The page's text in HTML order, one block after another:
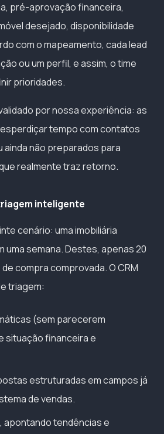
pré-aprovação financeira,
desejado, disponibilidade
com o mapeamento, cada lead
ou um perfil, e assim, o time
prioridades.
por nossa experiência: as
tempo com contatos
não preparados para
realmente traz retorno.
inteligente
cenário: uma imobiliária
uma semana. Destes, apenas 20
compra comprovada. O CRM
triagem:
(sem parecerem
situação financeira e
estruturadas em campos já
de vendas.
apontando tendências e